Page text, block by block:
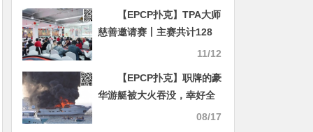
【EPCP扑克】TPA大师
慈善邀请赛丨主赛共计128
人次参赛 何佳欢以6135000
11/12
【EPCP扑克】职牌的豪
华游艇被大火吞没，幸好全
08/17